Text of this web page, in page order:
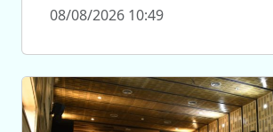
08/08/2026 10:49